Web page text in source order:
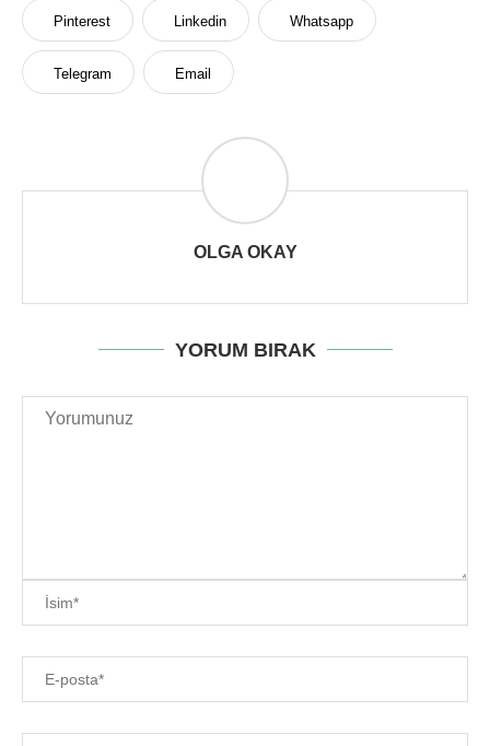
Pinterest Linkedin Whatsapp
Telegram Email
OLGA OKAY
YORUM BIRAK